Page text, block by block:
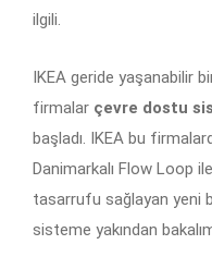
ilgili.
IKEA geride yaşanabilir
firmalar çevre dostu
başladı. IKEA bu
Danimarkalı Flow Loop
tasarrufu sağlayan yeni
sisteme yakından